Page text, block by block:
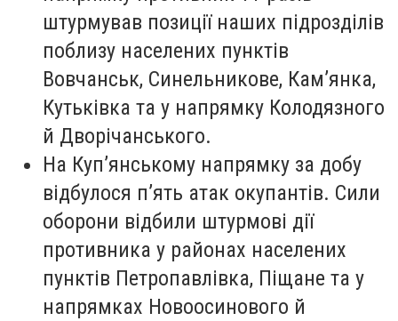
штурмував позиції наших підрозділів
поблизу населених пунктів
Вовчанськ, Синельникове, Кам’янка,
Кутьківка та у напрямку Колодязного
й Дворічанського.
На Куп’янському напрямку за добу
відбулося п’ять атак окупантів. Сили
оборони відбили штурмові дії
противника у районах населених
пунктів Петропавлівка, Піщане та у
напрямках Новоосинового й